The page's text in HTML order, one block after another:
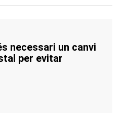
necessari un canvi
per evitar